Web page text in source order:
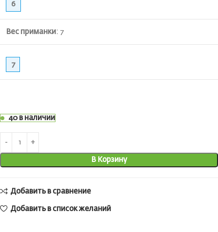
6
Вес приманки: 7
7
40 в наличии
В Корзину
Добавить в сравнение
Добавить в список желаний